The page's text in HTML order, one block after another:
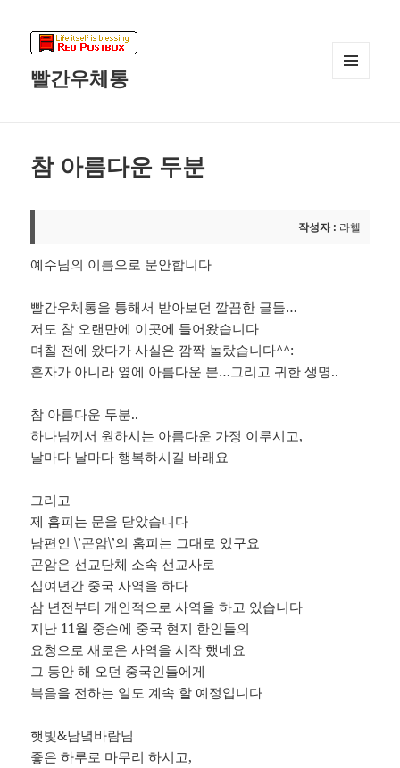
빨간우체통
참 아름다운 두분
작성자 : 라헬
예수님의 이름으로 문안합니다
빨간우체통을 통해서 받아보던 깔끔한 글들…
저도 참 오랜만에 이곳에 들어왔습니다
며칠 전에 왔다가 사실은 깜짝 놀랐습니다^^:
혼자가 아니라 옆에 아름다운 분…그리고 귀한 생명..
참 아름다운 두분..
하나님께서 원하시는 아름다운 가정 이루시고,
날마다 날마다 행복하시길 바래요
그리고
제 홈피는 문을 닫았습니다
남편인 \’곤암\’의 홈피는 그대로 있구요
곤암은 선교단체 소속 선교사로
십여년간 중국 사역을 하다
삼 년전부터 개인적으로 사역을 하고 있습니다
지난 11월 중순에 중국 현지 한인들의
요청으로 새로운 사역을 시작 했네요
그 동안 해 오던 중국인들에게
복음을 전하는 일도 계속 할 예정입니다
햇빛&남녘바람님
좋은 하루로 마무리 하시고,